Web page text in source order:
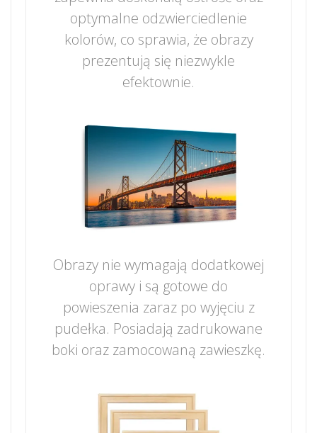
optymalne odzwierciedlenie
kolorów, co sprawia, że obrazy
prezentują się niezwykle
efektownie.
Obrazy nie wymagają dodatkowej
oprawy i są gotowe do
powieszenia zaraz po wyjęciu z
pudełka. Posiadają zadrukowane
boki oraz zamocowaną zawieszkę.